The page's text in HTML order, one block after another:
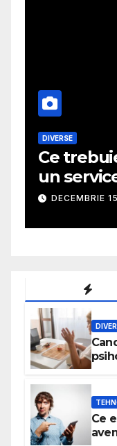
DIVERSE
Ce
un
DECEMBRIE
Ce